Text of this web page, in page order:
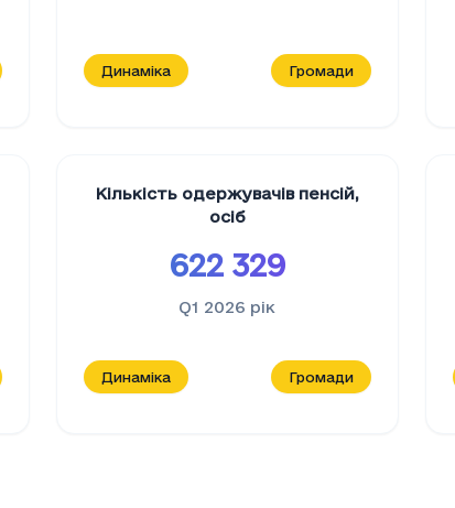
Динаміка Громади
Кількість одержувачів пенсій,
осіб
622 329
Q1 2026 рік
Динаміка Громади